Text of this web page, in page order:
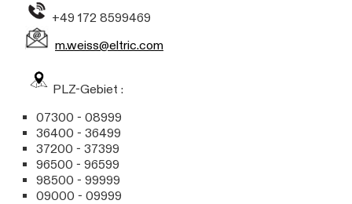
+49 172 8599469
m.weiss@eltric.com
PLZ-Gebiet :
07300 - 08999
36400 - 36499
37200 - 37399
96500 - 96599
98500 - 99999
09000 - 09999